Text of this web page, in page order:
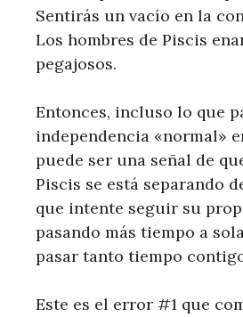
Sentirás un vacío en la
Los hombres de Piscis
pegajosos.
Entonces, incluso lo que
independencia «normal»
puede ser una señal de
Piscis se está separando
que intente seguir su
pasando más tiempo a
pasar tanto tiempo
Este es el error #1 que